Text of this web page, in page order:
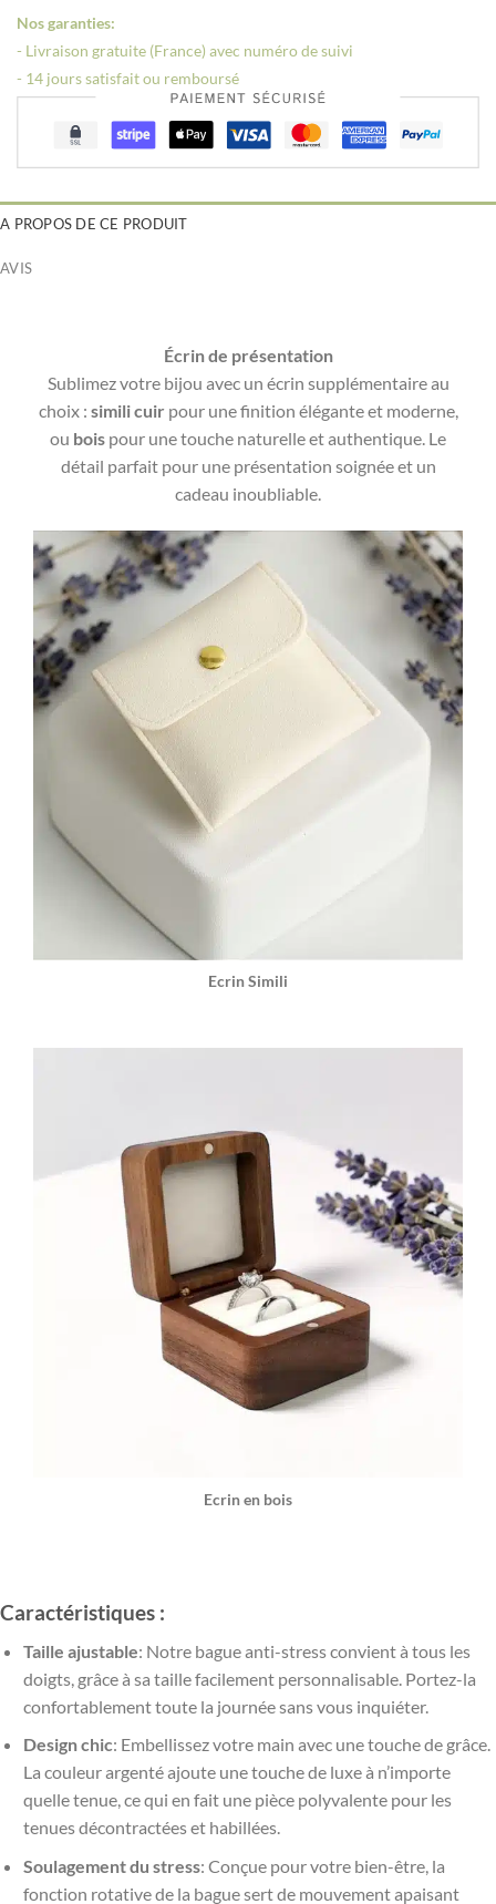
Nos garanties:
- Livraison gratuite (France) avec numéro de suivi
- 14 jours satisfait ou remboursé
A PROPOS DE CE PRODUIT
AVIS
Écrin de présentation
Sublimez votre bijou avec un écrin supplémentaire au
choix : simili cuir pour une finition élégante et moderne,
ou bois pour une touche naturelle et authentique. Le
détail parfait pour une présentation soignée et un
cadeau inoubliable.
Ecrin Simili
Ecrin en bois
Caractéristiques :
Taille ajustable: Notre bague anti-stress convient à tous les
doigts, grâce à sa taille facilement personnalisable. Portez-la
confortablement toute la journée sans vous inquiéter.
Design chic: Embellissez votre main avec une touche de grâce.
La couleur argenté ajoute une touche de luxe à n’importe
quelle tenue, ce qui en fait une pièce polyvalente pour les
tenues décontractées et habillées.
Soulagement du stress: Conçue pour votre bien-être, la
fonction rotative de la bague sert de mouvement apaisant